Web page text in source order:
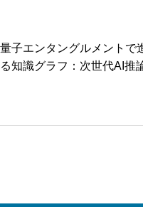
量子エンタングルメントで
る知識グラフ：次世代AI推